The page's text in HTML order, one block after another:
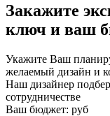
Закажите
ключ и ваш
Укажите Ваш
желаемый дизайн и
Наш дизайнер
сотрудничестве
Ваш бюджет: руб